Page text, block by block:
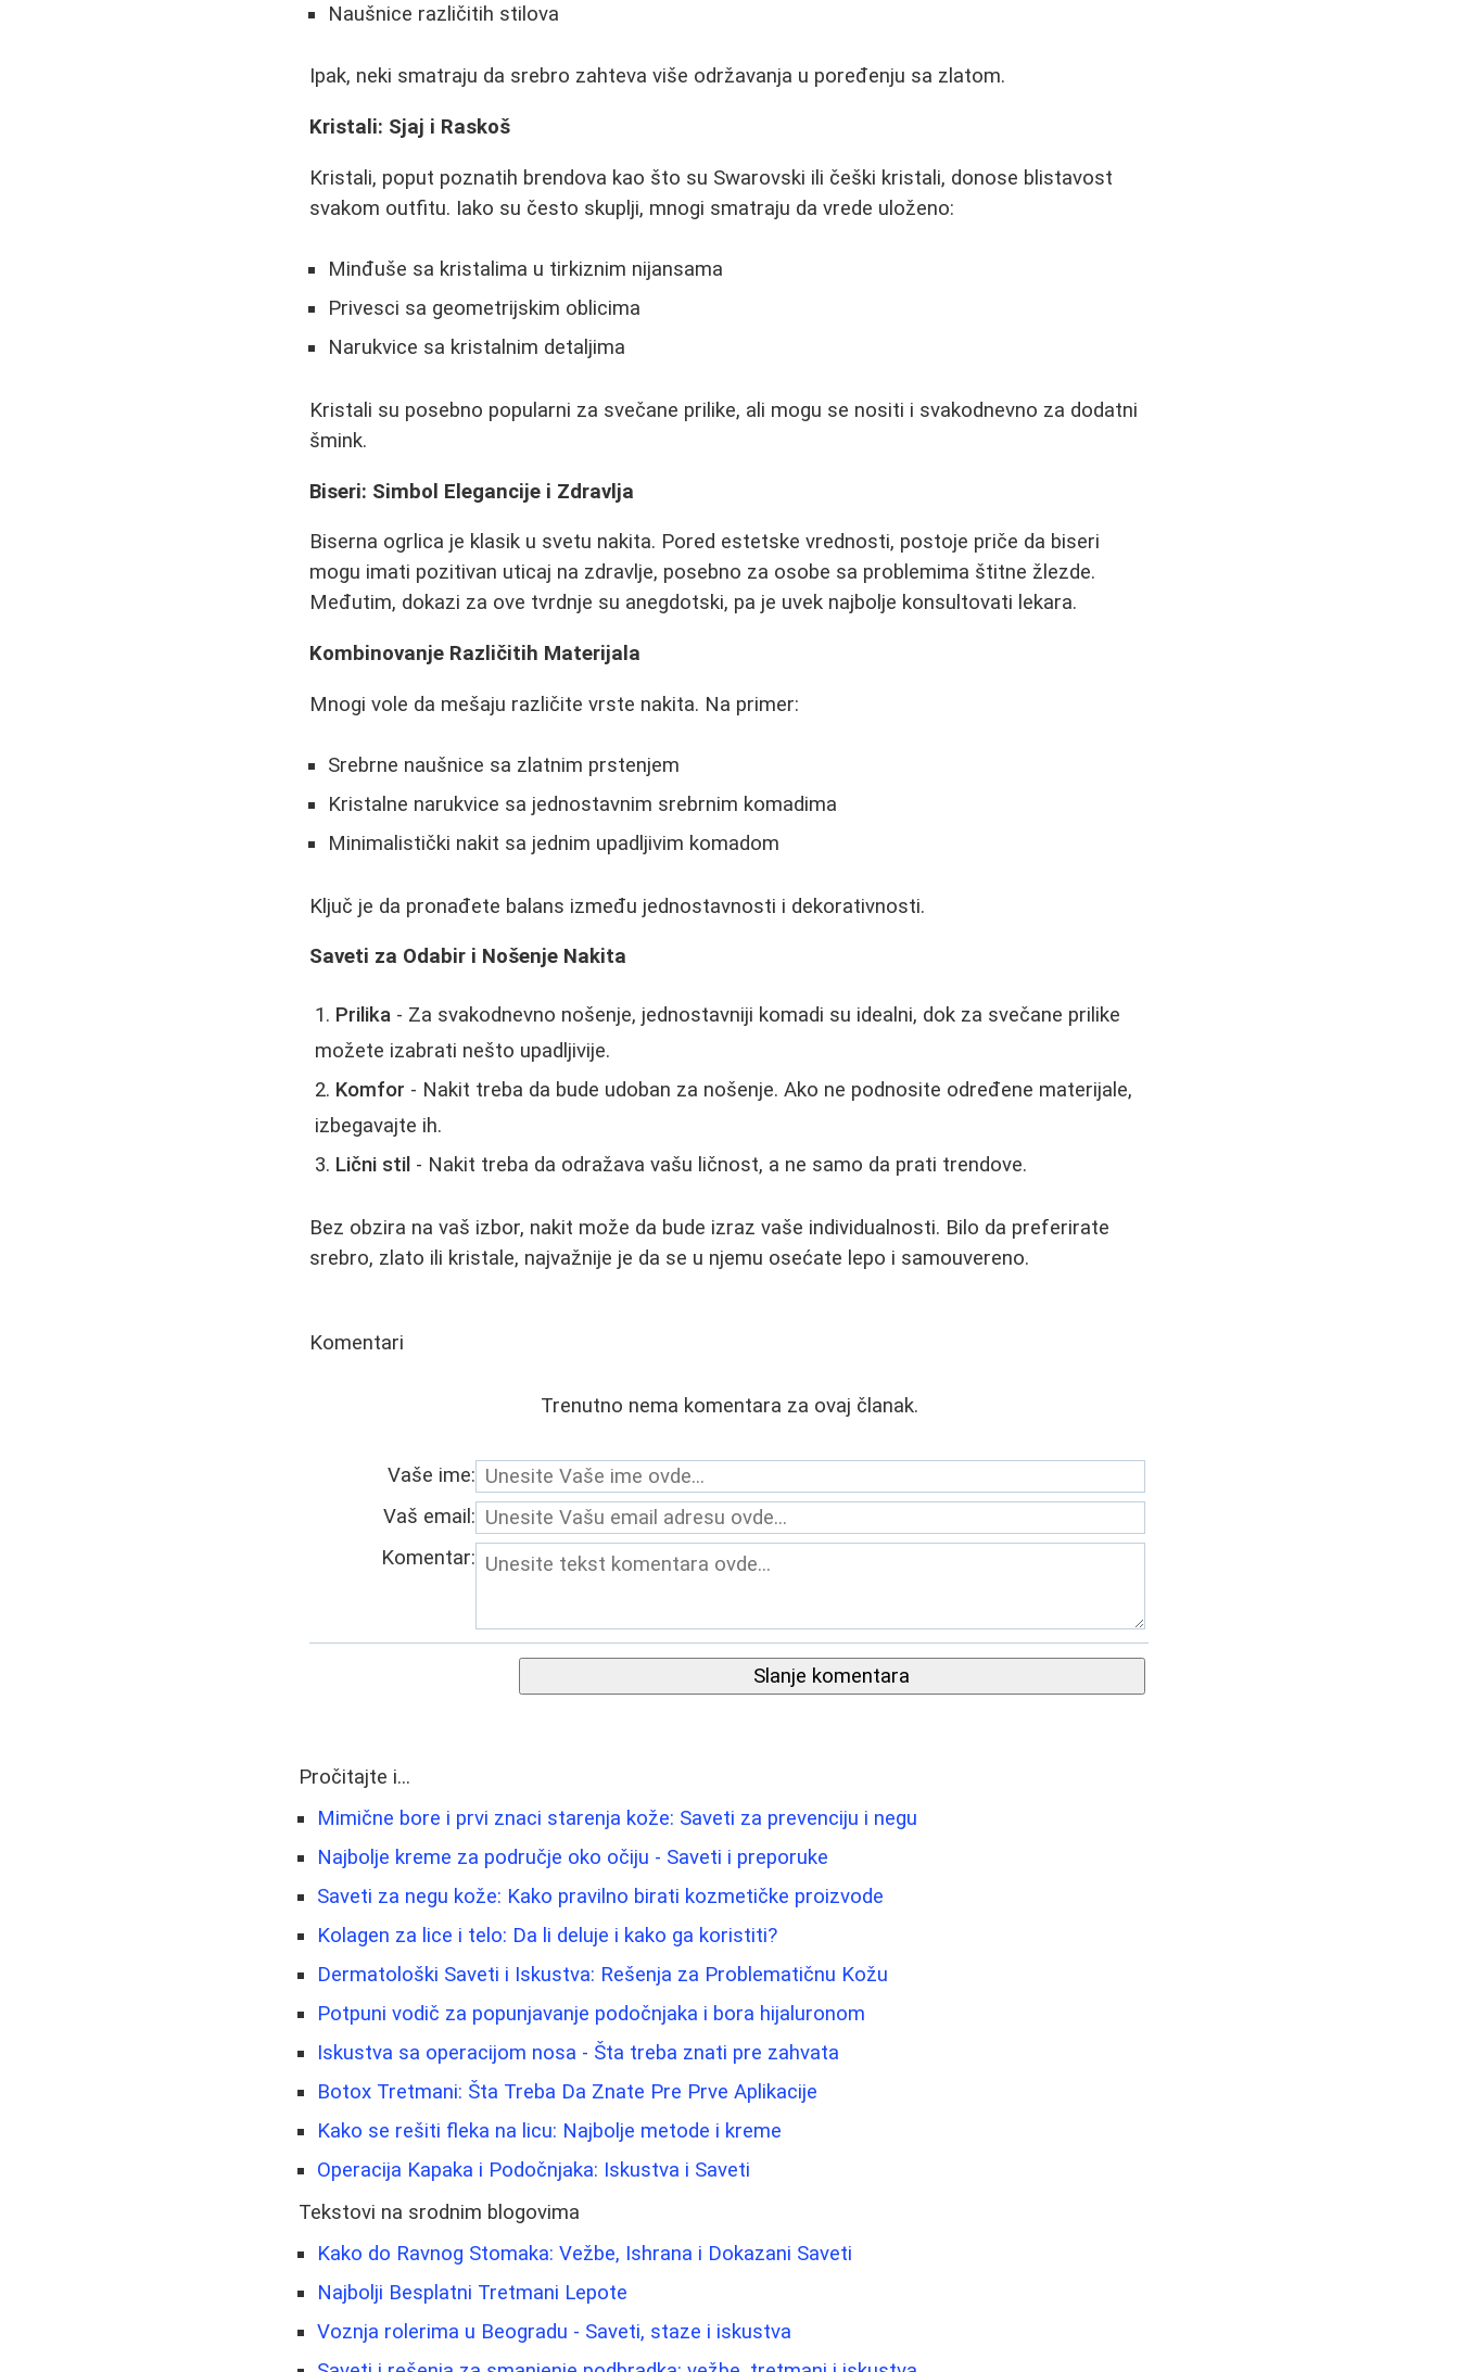
Naušnice različitih stilova
Ipak, neki smatraju da srebro zahteva više održavanja u poređenju sa zlatom.
Kristali: Sjaj i Raskoš
Kristali, poput poznatih brendova kao što su Swarovski ili češki kristali, donose blistavost
svakom outfitu. Iako su često skuplji, mnogi smatraju da vrede uloženo:
Minđuše sa kristalima u tirkiznim nijansama
Privesci sa geometrijskim oblicima
Narukvice sa kristalnim detaljima
Kristali su posebno popularni za svečane prilike, ali mogu se nositi i svakodnevno za dodatni
šmink.
Biseri: Simbol Elegancije i Zdravlja
Biserna ogrlica je klasik u svetu nakita. Pored estetske vrednosti, postoje priče da biseri
mogu imati pozitivan uticaj na zdravlje, posebno za osobe sa problemima štitne žlezde.
Međutim, dokazi za ove tvrdnje su anegdotski, pa je uvek najbolje konsultovati lekara.
Kombinovanje Različitih Materijala
Mnogi vole da mešaju različite vrste nakita. Na primer:
Srebrne naušnice sa zlatnim prstenjem
Kristalne narukvice sa jednostavnim srebrnim komadima
Minimalistički nakit sa jednim upadljivim komadom
Ključ je da pronađete balans između jednostavnosti i dekorativnosti.
Saveti za Odabir i Nošenje Nakita
Prilika - Za svakodnevno nošenje, jednostavniji komadi su idealni, dok za svečane prilike
možete izabrati nešto upadljivije.
Komfor - Nakit treba da bude udoban za nošenje. Ako ne podnosite određene materijale,
izbegavajte ih.
Lični stil - Nakit treba da odražava vašu ličnost, a ne samo da prati trendove.
Bez obzira na vaš izbor, nakit može da bude izraz vaše individualnosti. Bilo da preferirate
srebro, zlato ili kristale, najvažnije je da se u njemu osećate lepo i samouvereno.
Komentari
Trenutno nema komentara za ovaj članak.
Vaše ime:
Vaš email:
Komentar:
Slanje komentara
Pročitajte i...
Mimične bore i prvi znaci starenja kože: Saveti za prevenciju i negu
Najbolje kreme za područje oko očiju - Saveti i preporuke
Saveti za negu kože: Kako pravilno birati kozmetičke proizvode
Kolagen za lice i telo: Da li deluje i kako ga koristiti?
Dermatološki Saveti i Iskustva: Rešenja za Problematičnu Kožu
Potpuni vodič za popunjavanje podočnjaka i bora hijaluronom
Iskustva sa operacijom nosa - Šta treba znati pre zahvata
Botox Tretmani: Šta Treba Da Znate Pre Prve Aplikacije
Kako se rešiti fleka na licu: Najbolje metode i kreme
Operacija Kapaka i Podočnjaka: Iskustva i Saveti
Tekstovi na srodnim blogovima
Kako do Ravnog Stomaka: Vežbe, Ishrana i Dokazani Saveti
Najbolji Besplatni Tretmani Lepote
Voznja rolerima u Beogradu - Saveti, staze i iskustva